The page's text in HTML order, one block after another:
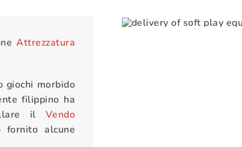
Attrezzatura
giochi morbido
filippino ha
il Vendo
fornito alcune